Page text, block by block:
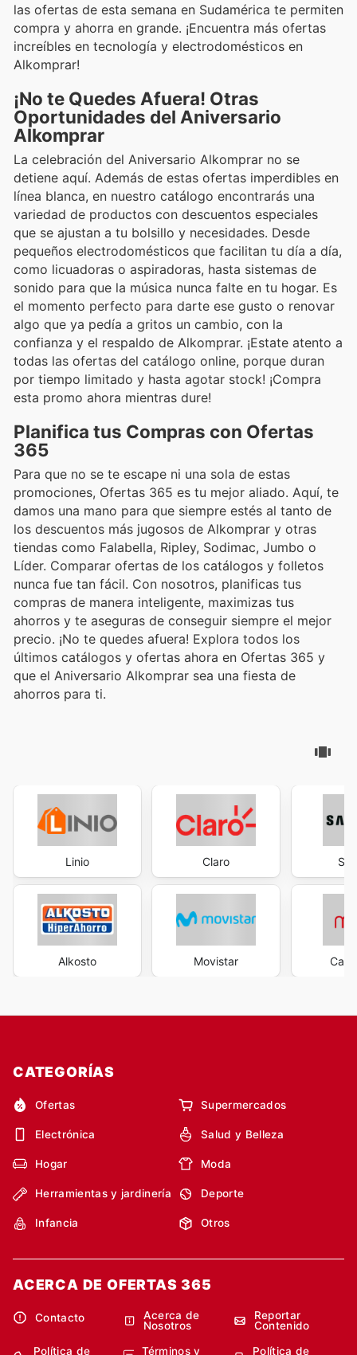
las ofertas de esta semana en Sudamérica te permiten
compra y ahorra en grande. ¡Encuentra más ofertas
increíbles en tecnología y electrodomésticos en
Alkomprar!
¡No te Quedes Afuera! Otras
Oportunidades del Aniversario
Alkomprar
La celebración del Aniversario Alkomprar no se
detiene aquí. Además de estas ofertas imperdibles en
línea blanca, en nuestro catálogo encontrarás una
variedad de productos con descuentos especiales
que se ajustan a tu bolsillo y necesidades. Desde
pequeños electrodomésticos que facilitan tu día a día,
como licuadoras o aspiradoras, hasta sistemas de
sonido para que la música nunca falte en tu hogar. Es
el momento perfecto para darte ese gusto o renovar
algo que ya pedía a gritos un cambio, con la
confianza y el respaldo de Alkomprar. ¡Estate atento a
todas las ofertas del catálogo online, porque duran
por tiempo limitado y hasta agotar stock! ¡Compra
esta promo ahora mientras dure!
Planifica tus Compras con Ofertas
365
Para que no se te escape ni una sola de estas
promociones, Ofertas 365 es tu mejor aliado. Aquí, te
damos una mano para que siempre estés al tanto de
los descuentos más jugosos de Alkomprar y otras
tiendas como Falabella, Ripley, Sodimac, Jumbo o
Líder. Comparar ofertas de los catálogos y folletos
nunca fue tan fácil. Con nosotros, planificas tus
compras de manera inteligente, maximizas tus
ahorros y te aseguras de conseguir siempre el mejor
precio. ¡No te quedes afuera! Explora todos los
últimos catálogos y ofertas ahora en Ofertas 365 y
que el Aniversario Alkomprar sea una fiesta de
ahorros para ti.
Linio
Alkosto
Claro
Movistar
CATEGORÍAS
Ofertas Supermercados
Electrónica Salud y Belleza
Hogar Moda
Herramientas y jardinería Deporte
Infancia Otros
ACERCA DE OFERTAS 365
Contacto
Acerca de
Nosotros
Reportar
Contenido
Política de Términos y Política de